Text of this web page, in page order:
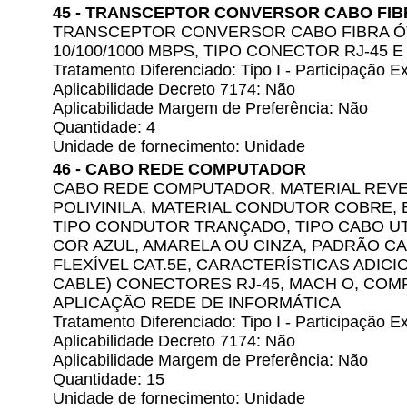
45 - TRANSCEPTOR CONVERSOR CABO
TRANSCEPTOR CONVERSOR CABO FIBRA
10/100/1000 MBPS, TIPO CONECTOR RJ-45
Tratamento Diferenciado: Tipo I - Participação
Aplicabilidade Decreto 7174: Não
Aplicabilidade Margem de Preferência: Não
Quantidade: 4
Unidade de fornecimento: Unidade
46 - CABO REDE COMPUTADOR
CABO REDE COMPUTADOR, MATERIAL
POLIVINILA, MATERIAL CONDUTOR COBRE,
TIPO CONDUTOR TRANÇADO, TIPO CABO
COR AZUL, AMARELA OU CINZA, PADRÃO
FLEXÍVEL CAT.5E, CARACTERÍSTICAS
CABLE) CONECTORES RJ-45, MACH O,
APLICAÇÃO REDE DE INFORMÁTICA
Tratamento Diferenciado: Tipo I - Participação
Aplicabilidade Decreto 7174: Não
Aplicabilidade Margem de Preferência: Não
Quantidade: 15
Unidade de fornecimento: Unidade